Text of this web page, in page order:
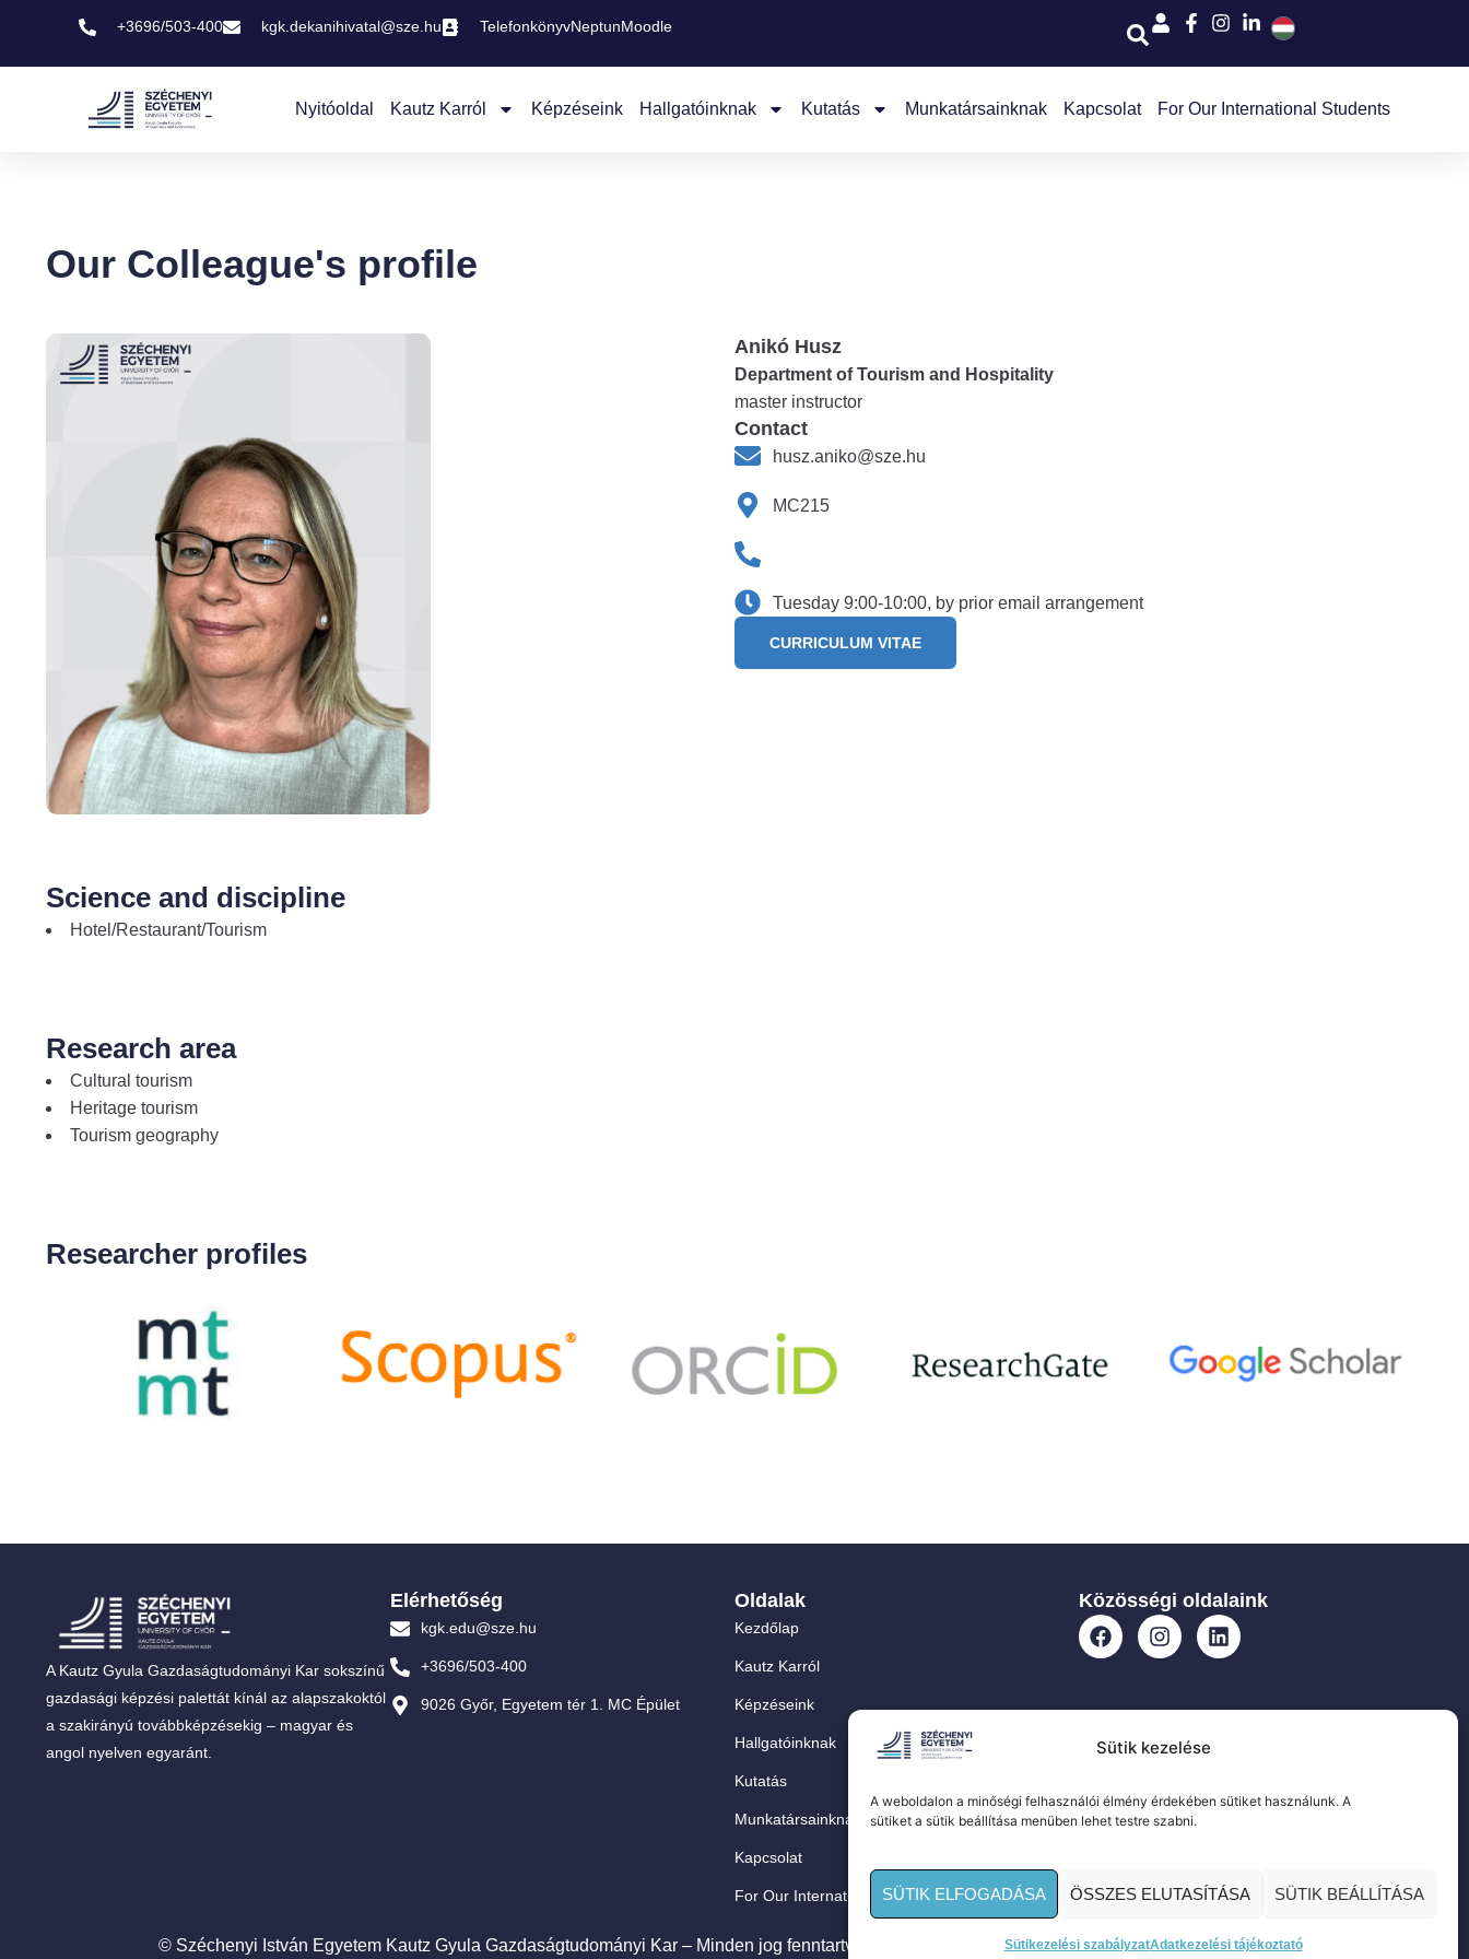
Sütik kezelése
A weboldalon a minőségi felhasználói élmény érdekében sütiket használunk. A
sütiket a sütik beállítása menüben lehet testre szabni.
SÜTIK ELFOGADÁSA ÖSSZES ELUTASÍTÁSA SÜTIK BEÁLLÍTÁSA
Sütikezelési szabályzatAdatkezelési tájékoztató
+3696/503-400 kgk.dekanihivatal@sze.hu TelefonkönyvNeptunMoodle
Nyitóoldal Kautz Karról Képzéseink Hallgatóinknak Kutatás Munkatársainknak Kapcsolat For Our International Students
Our Colleague's profile
Anikó Husz
Department of Tourism and Hospitality
master instructor
Contact
husz.aniko@sze.hu
MC215
Tuesday 9:00-10:00, by prior email arrangement
CURRICULUM VITAE
Science and discipline
Hotel/Restaurant/Tourism
Research area
Cultural tourism
Heritage tourism
Tourism geography
Researcher profiles
A Kautz Gyula Gazdaságtudományi Kar sokszínű
gazdasági képzési palettát kínál az alapszakoktól
a szakirányú továbbképzésekig – magyar és
angol nyelven egyaránt.
Elérhetőség
kgk.edu@sze.hu
+3696/503-400
9026 Győr, Egyetem tér 1. MC Épület
Oldalak
Kezdőlap
Kautz Karról
Képzéseink
Hallgatóinknak
Kutatás
Munkatársainknak
Kapcsolat
For Our International Students
Közösségi oldalaink
© Széchenyi István Egyetem Kautz Gyula Gazdaságtudományi Kar – Minden jog fenntartva! | Adatvédelmi tájékoztató|Süti szabályzat|Impresszum